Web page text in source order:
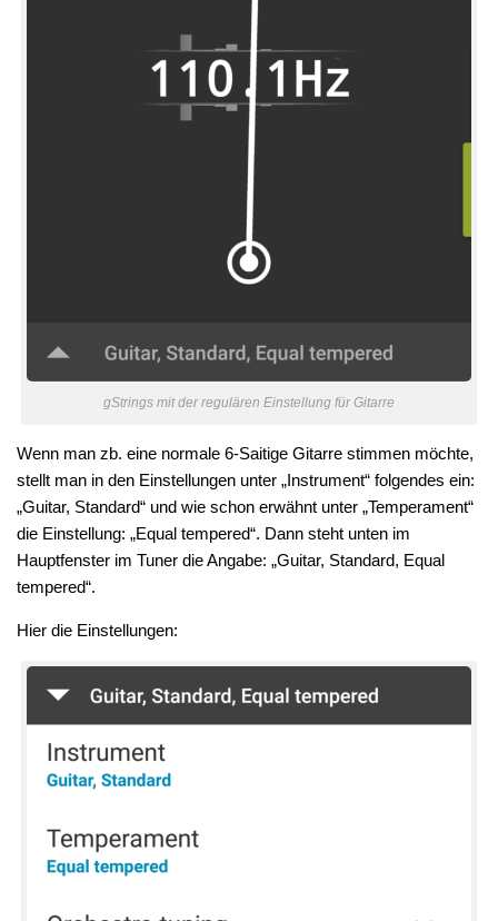
gStrings mit der regulären Einstellung für Gitarre
Wenn man zb. eine normale 6-Saitige Gitarre stimmen möchte,
stellt man in den Einstellungen unter „Instrument“ folgendes ein:
„Guitar, Standard“ und wie schon erwähnt unter „Temperament“
die Einstellung: „Equal tempered“. Dann steht unten im
Hauptfenster im Tuner die Angabe: „Guitar, Standard, Equal
tempered“.
Hier die Einstellungen: